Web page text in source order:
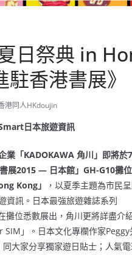
日祭典 in
駐香港書展》
港同人HKdoujin
日本旅遊資訊
業「KADOKAWA 角川」即將於
展2015 — 日本館」GH-G10攤
Kong」
，以夏季主題為市民
資訊。日本最強旅遊雜誌系列
攤位悉數展出，角川更將詳盡介
SIM」。日本文化專欄作家
大家分享獨家遊日貼士；人氣